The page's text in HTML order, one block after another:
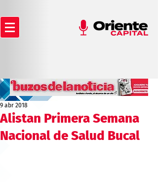
Alistan Primera Semana
Nacional de Salud Bucal
9 abr 2018